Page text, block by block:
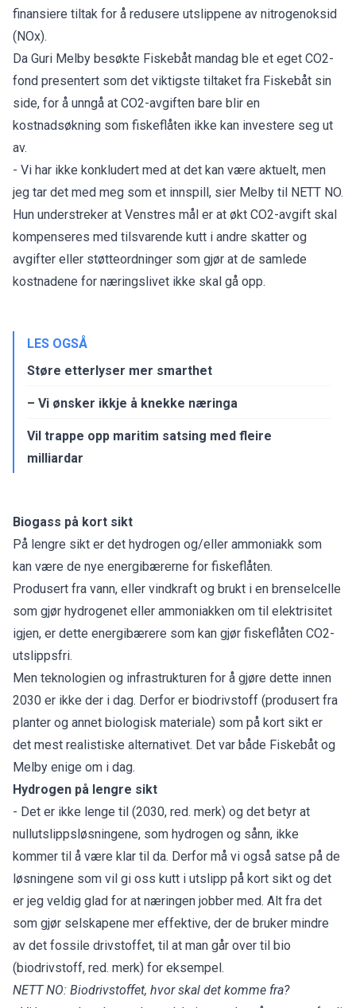
finansiere tiltak for å redusere utslippene av nitrogenoksid
(NOx).
Da Guri Melby besøkte Fiskebåt mandag ble et eget CO2-
fond presentert som det viktigste tiltaket fra Fiskebåt sin
side, for å unngå at CO2-avgiften bare blir en
kostnadsøkning som fiskeflåten ikke kan investere seg ut
av.
- Vi har ikke konkludert med at det kan være aktuelt, men
jeg tar det med meg som et innspill, sier Melby til NETT NO.
Hun understreker at Venstres mål er at økt CO2-avgift skal
kompenseres med tilsvarende kutt i andre skatter og
avgifter eller støtteordninger som gjør at de samlede
kostnadene for næringslivet ikke skal gå opp.
LES OGSÅ
Støre etterlyser mer smarthet
– Vi ønsker ikkje å knekke næringa
Vil trappe opp maritim satsing med fleire
milliardar
Biogass på kort sikt
På lengre sikt er det hydrogen og/eller ammoniakk som
kan være de nye energibærerne for fiskeflåten.
Produsert fra vann, eller vindkraft og brukt i en brenselcelle
som gjør hydrogenet eller ammoniakken om til elektrisitet
igjen, er dette energibærere som kan gjør fiskeflåten CO2-
utslippsfri.
Men teknologien og infrastrukturen for å gjøre dette innen
2030 er ikke der i dag. Derfor er biodrivstoff (produsert fra
planter og annet biologisk materiale) som på kort sikt er
det mest realistiske alternativet. Det var både Fiskebåt og
Melby enige om i dag.
Hydrogen på lengre sikt
- Det er ikke lenge til (2030, red. merk) og det betyr at
nullutslippsløsningene, som hydrogen og sånn, ikke
kommer til å være klar til da. Derfor må vi også satse på de
løsningene som vil gi oss kutt i utslipp på kort sikt og det
er jeg veldig glad for at næringen jobber med. Alt fra det
som gjør selskapene mer effektive, der de bruker mindre
av det fossile drivstoffet, til at man går over til bio
(biodrivstoff, red. merk) for eksempel.
NETT NO: Biodrivstoffet, hvor skal det komme fra?